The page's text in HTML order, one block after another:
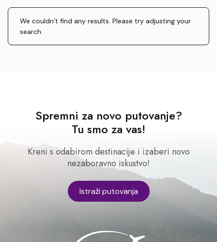
We couldn’t find any results. Please try adjusting your
search.
Spremni za novo putovanje?
Tu smo za vas!
Kreni s odabirom destinacije i izaberi novo
nezaboravno iskustvo!
Istraži putovanja